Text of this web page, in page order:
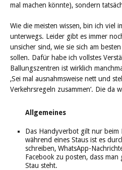
mal machen könnte), sondern
Wie die meisten wissen, bin ich viel
unterwegs. Leider gibt es immer
unsicher sind, wie sie sich am
sollen. Dafür habe ich vollstes
Ballungszentren ist wirklich
‚Sei mal ausnahmsweise nett und
Verkehrsregeln zusammen‘. Die da
Allgemeines
Das Handyverbot gilt nur beim
während eines Staus ist es
schreiben, WhatsApp-
Facebook zu posten, dass
Stau steht.